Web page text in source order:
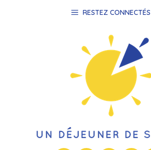
RESTEZ CONNECTÉS